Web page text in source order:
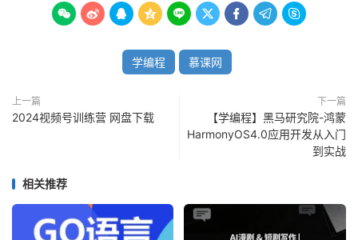
        
学编程 慕课网
上一篇
2024视频号训练营 网盘下载
下一篇
【学编程】黑马研究院-鸿蒙
HarmonyOS4.0应用开发从入门
到实战
相关推荐